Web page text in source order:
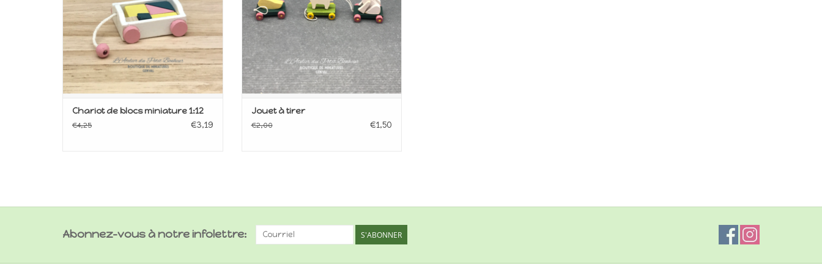
Chariot de blocs miniature 1:12
€4,25 €3,19
Jouet à tirer
€2,00 €1,50
Abonnez-vous à notre infolettre: S'ABONNER